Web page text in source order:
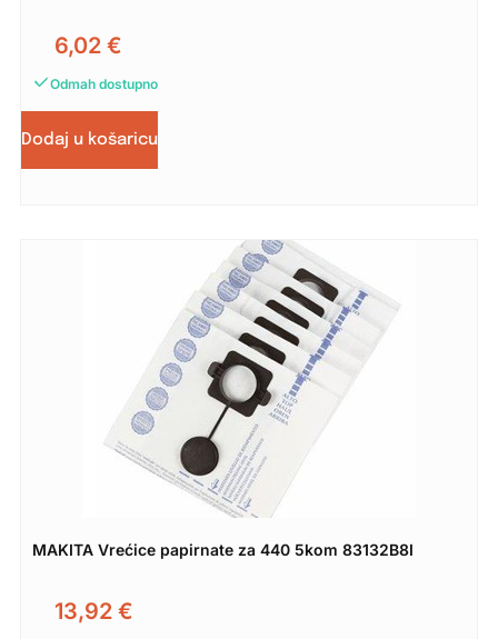
6,02 €
Odmah dostupno
Dodaj u košaricu
MAKITA Vrećice papirnate za 440 5kom 83132B8I
13,92 €